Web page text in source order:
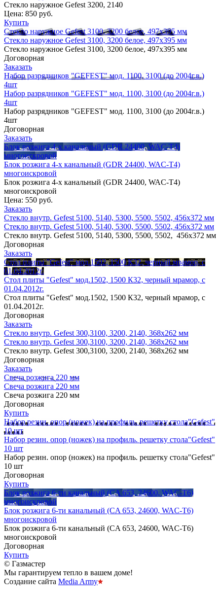
Стекло наружное Gefest 3200, 2140
Цена: 850 руб.
Купить
Стекло наружное Gefest 3100, 3200 белое, 497х395 мм
Стекло наружное Gefest 3100, 3200 белое, 497х395 мм
Стекло наружное Gefest 3100, 3200 белое, 497х395 мм
Договорная
Заказать
Набор разрядников "GEFEST" мод. 1100, 3100 (до 2004г.в.)
4шт
Набор разрядников "GEFEST" мод. 1100, 3100 (до 2004г.в.)
4шт
Набор разрядников "GEFEST" мод. 1100, 3100 (до 2004г.в.)
4шт
Договорная
Заказать
Блок розжига 4-х канальный (GDR 24400, WAC-T4)
многоискровой
Блок розжига 4-х канальный (GDR 24400, WAC-T4)
многоискровой
Блок розжига 4-х канальный (GDR 24400, WAC-T4)
многоискровой
Цена: 550 руб.
Заказать
Стекло внутр. Gefest 5100, 5140, 5300, 5500, 5502, 456х372 мм
Стекло внутр. Gefest 5100, 5140, 5300, 5500, 5502, 456х372 мм
Стекло внутр. Gefest 5100, 5140, 5300, 5500, 5502, 456х372 мм
Договорная
Заказать
Стол плиты "Gefest" мод.1502, 1500 К32, черный мрамор, с
01.04.2012г.
Стол плиты "Gefest" мод.1502, 1500 К32, черный мрамор, с
01.04.2012г.
Стол плиты "Gefest" мод.1502, 1500 К32, черный мрамор, с
01.04.2012г.
Договорная
Заказать
Стекло внутр. Gefest 300,3100, 3200, 2140, 368х262 мм
Стекло внутр. Gefest 300,3100, 3200, 2140, 368х262 мм
Стекло внутр. Gefest 300,3100, 3200, 2140, 368х262 мм
Договорная
Заказать
Свеча розжига 220 мм
Свеча розжига 220 мм
Свеча розжига 220 мм
Договорная
Купить
Набор резин. опор (ножек) на профиль. решетку стола"Gefest"
10 шт
Набор резин. опор (ножек) на профиль. решетку стола"Gefest"
10 шт
Набор резин. опор (ножек) на профиль. решетку стола"Gefest"
10 шт
Договорная
Купить
Блок розжига 6-ти канальный (CA 653, 24600, WAC-T6)
многоискровой
Блок розжига 6-ти канальный (CA 653, 24600, WAC-T6)
многоискровой
Блок розжига 6-ти канальный (CA 653, 24600, WAC-T6)
многоискровой
Договорная
Купить
© Газмастер
Мы гарантируем тепло в вашем доме!
Создание сайта Media Army